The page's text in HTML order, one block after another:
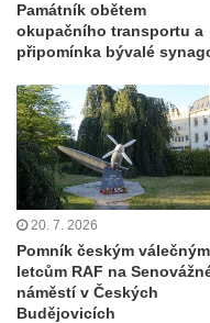
hřbitově v Benešově
Hrob Franze
Benešově nad
Pamětní desky
kapli Panny Marie
nad Ploučnicí
Pamětní deska
v Sokolově
Kenotaf Ericha
Šumburk nad Desnou
Památník obětem
okupačního transportu a
připomínka bývalé
20. 7. 2026
Pomník českým válečným
letcům RAF na
náměstí v Českých
Budějovicích